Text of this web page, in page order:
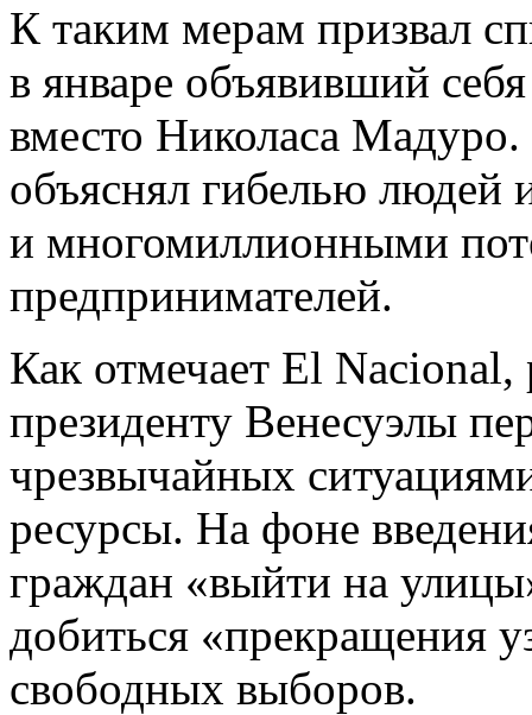
К таким мерам призвал
в январе объявивший
вместо Николаса
объяснял гибелью людей
и многомиллионными
предпринимателей.
Как отмечает El
президенту Венесуэлы
чрезвычайных
ресурсы. На фоне
граждан «выйти на
добиться «прекращения
свободных выборов.